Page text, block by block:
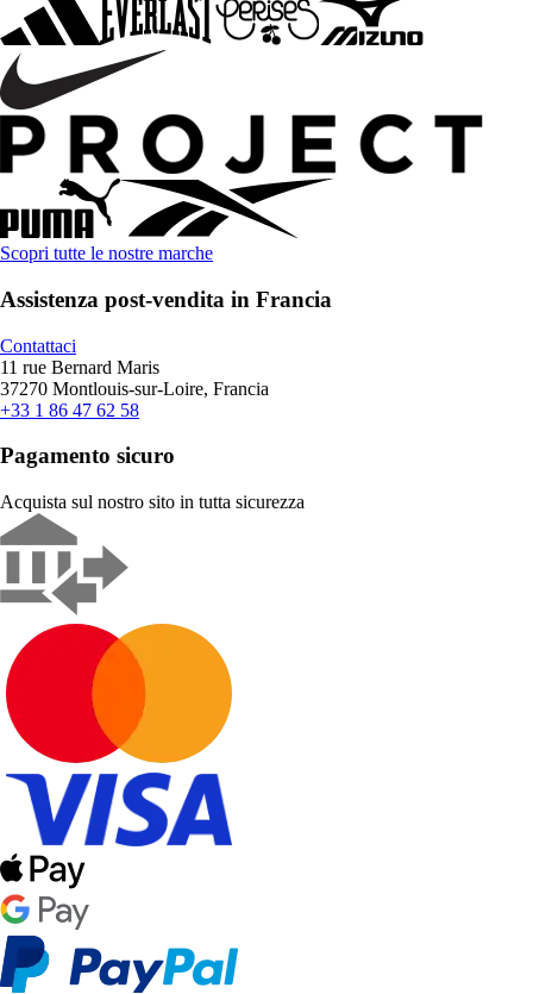
Scopri tutte le nostre marche
Assistenza post-vendita in Francia
Contattaci
11 rue Bernard Maris
37270 Montlouis-sur-Loire, Francia
+33 1 86 47 62 58
Pagamento sicuro
Acquista sul nostro sito in tutta sicurezza